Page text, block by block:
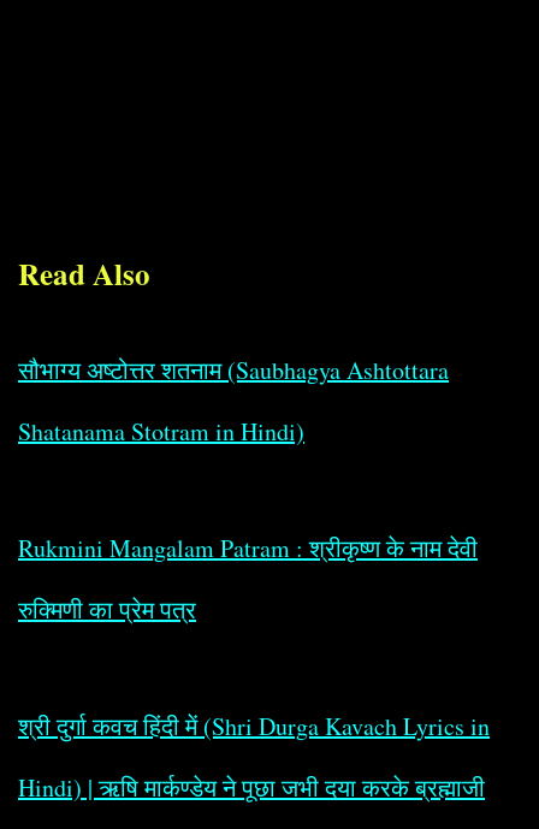
Read Also
सौभाग्य अष्टोत्तर शतनाम (Saubhagya Ashtottara
Shatanama Stotram in Hindi)
Rukmini Mangalam Patram : श्रीकृष्ण के नाम देवी
रुक्मिणी का प्रेम पत्र
श्री दुर्गा कवच हिंदी में (Shri Durga Kavach Lyrics in
Hindi) | ऋषि मार्कण्डेय ने पूछा जभी दया करके ब्रह्माजी